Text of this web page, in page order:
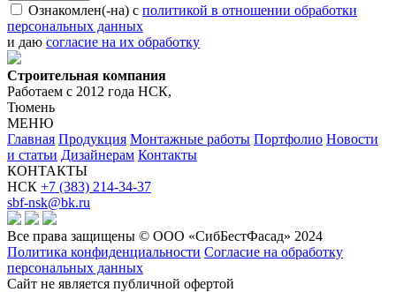
Ознакомлен(-на) с политикой в отношении обработки
персональных данных
и даю согласие на их обработку
Строительная компания
Работаем с 2012 года НСК,
Тюмень
МЕНЮ
Главная Продукция Монтажные работы Портфолио Новости
и статьи Дизайнерам Контакты
КОНТАКТЫ
НСК +7 (383) 214-34-37
sbf-nsk@bk.ru
Все права защищены © ООО «СибБестФасад» 2024
Политика конфиденциальности Согласие на обработку
персональных данных
Сайт не является публичной офертой